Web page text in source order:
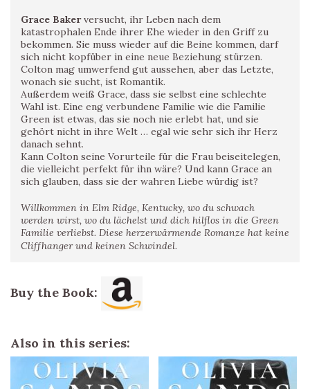
Grace Bakerversucht, ihr Leben nach dem
katastrophalen Ende ihrer Ehe wieder in den Griff zu
bekommen. Sie muss wieder auf die Beine kommen, darf
sich nicht kopfüber in eine neue Beziehung stürzen.
Colton mag umwerfend gut aussehen, aber das Letzte,
wonach sie sucht, ist Romantik.
Außerdem weiß Grace, dass sie selbst eine schlechte
Wahl ist. Eine eng verbundene Familie wie die Familie
Green ist etwas, das sie noch nie erlebt hat, und sie
gehört nicht in ihre Welt … egal wie sehr sich ihr Herz
danach sehnt.
Kann Colton seine Vorurteile für die Frau beiseitelegen,
die vielleicht perfekt für ihn wäre? Und kann Grace an
sich glauben, dass sie der wahren Liebe würdig ist?
Willkommen in Elm Ridge, Kentucky, wo du schwach
werden wirst, wo du lächelst und dich hilflos in die Green
Familie verliebst. Diese herzerwärmende Romanze hat keine
Cliffhanger und keinen Schwindel.
Buy the Book:
Also in this series: